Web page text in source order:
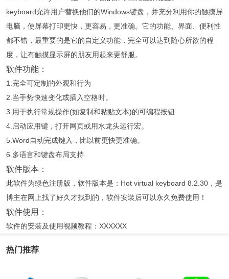
keyboard允许用户替换他们的Windows键盘，并充分利用你的触摸屏
电脑，使屏幕打印更快，更容易，更准确。它的功能、界面、便利性
都不错，最重要的是它的自定义功能，完全可以达到随心所欲的程
度，让有触摸显示屏的朋友用起来更舒服。
软件功能：
1.完全可定制的外观和行为
2.当手势快速变化或插入空格时。
3.用于执行常规操作(如复制和粘贴文本)的可编程按钮
4.启动应用键，打开网页或用水龙头运行宏。
5.Word自动完成键入，比以前更快更准确。
6.多语言和键盘布局支持
软件版本：
此软件为绿色注册版，软件版本是：Hot virtual keyboard 8.2.30，是
博主在网上找了好久才找到的，软件安装后可以永久免费使用！
软件使用：
软件的安装及使用视频教程：XXXXXX
热门推荐